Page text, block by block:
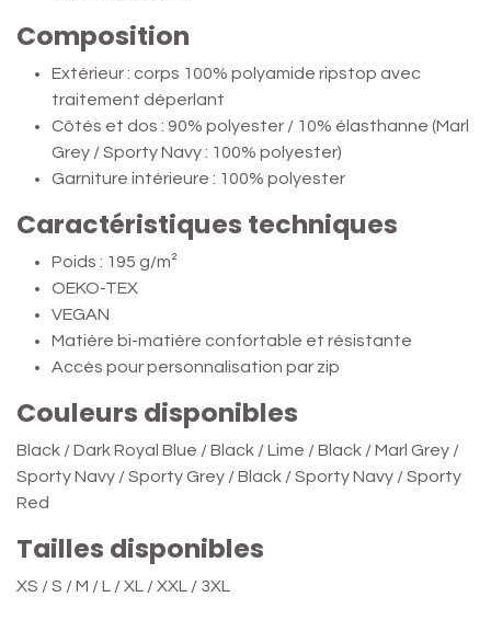
Composition
Extérieur : corps 100% polyamide ripstop avec
traitement déperlant
Côtés et dos : 90% polyester / 10% élasthanne (Marl
Grey / Sporty Navy : 100% polyester)
Garniture intérieure : 100% polyester
Caractéristiques techniques
Poids : 195 g/m²
OEKO-TEX
VEGAN
Matière bi-matière confortable et résistante
Accès pour personnalisation par zip
Couleurs disponibles
Black / Dark Royal Blue / Black / Lime / Black / Marl Grey /
Sporty Navy / Sporty Grey / Black / Sporty Navy / Sporty
Red
Tailles disponibles
XS / S / M / L / XL / XXL / 3XL